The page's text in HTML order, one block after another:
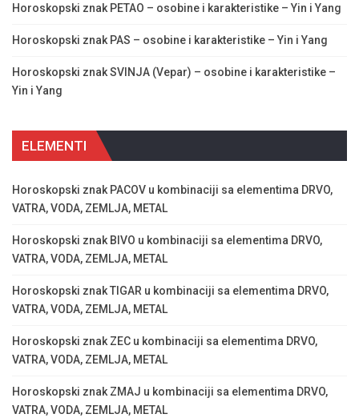
Horoskopski znak PETAO – osobine i karakteristike – Yin i Yang
Horoskopski znak PAS – osobine i karakteristike – Yin i Yang
Horoskopski znak SVINJA (Vepar) – osobine i karakteristike –
Yin i Yang
ELEMENTI
Horoskopski znak PACOV u kombinaciji sa elementima DRVO,
VATRA, VODA, ZEMLJA, METAL
Horoskopski znak BIVO u kombinaciji sa elementima DRVO,
VATRA, VODA, ZEMLJA, METAL
Horoskopski znak TIGAR u kombinaciji sa elementima DRVO,
VATRA, VODA, ZEMLJA, METAL
Horoskopski znak ZEC u kombinaciji sa elementima DRVO,
VATRA, VODA, ZEMLJA, METAL
Horoskopski znak ZMAJ u kombinaciji sa elementima DRVO,
VATRA, VODA, ZEMLJA, METAL